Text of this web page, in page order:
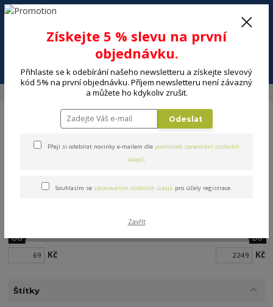
+420 602 494 600
PC, Gaming Myši, klávesnice, sety
Myši, klávesnice, sety
Kč
Od Do
Kč
Štítky
Získejte 5 % slevu na první
objednávku.
Přihlaste se k odebírání našeho newsletteru a získejte slevový
kód 5% na první objednávku. Příjem newsletteru není závazný
a můžete ho kdykoliv zrušit.
Odeslat
Přeji si odebírat novinky e-mailem dle podmínek zpracování osobních
údajů.
Souhlasím se zpracováním osobních údajů pro účely registrace.
Zavřít